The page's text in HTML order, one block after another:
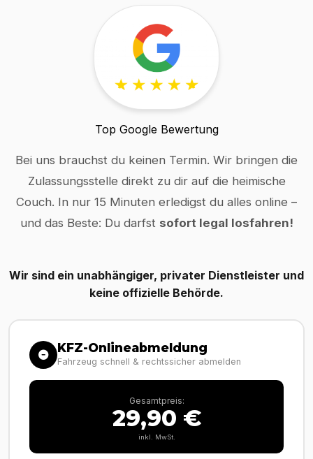
Top Google Bewertung
Bei uns brauchst du keinen Termin. Wir bringen die
Zulassungsstelle direkt zu dir auf die heimische
Couch. In nur 15 Minuten erledigst du alles online –
und das Beste: Du darfst sofort legal losfahren!
Wir sind ein unabhängiger, privater Dienstleister und
keine offizielle Behörde.
KFZ-Onlineabmeldung
Fahrzeug schnell & rechtssicher abmelden
Gesamtpreis:
29,90 €
inkl. MwSt.